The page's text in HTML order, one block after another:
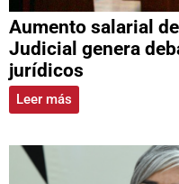
Aumento salarial
Judicial genera
jurídicos
Leer más